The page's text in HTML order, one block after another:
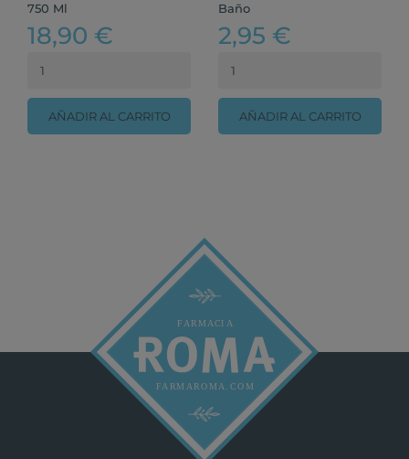
750 Ml
18,90 €
AÑADIR AL CARRITO
Baño
2,95 €
AÑADIR AL CARRITO